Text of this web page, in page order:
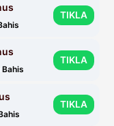
TIKLA
TIKLA
TIKLA